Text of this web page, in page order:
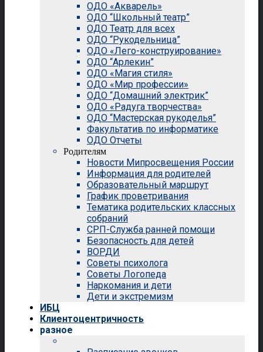
ОДО «Акварель»
ОДО “Школьный театр”
ОДО Театр для всех
ОДО “Рукодельница”
ОДО «Лего-конструирование»
ОДО “Арлекин”
ОДО «Магия стиля»
ОДО «Мир профессии»
ОДО “Домашний электрик”
ОДО «Радуга творчества»
ОДО “Мастерская рукоделья”
Факультатив по информатике
ОДО Отчеты
Родителям
Новости Мипросвещения России
Информация для родителей
Образовательный маршрут
График проветривания
Тематика родительских классных
собраний
СРП-Служба ранней помощи
Безопасность для детей
ВОРДИ
Советы психолога
Советы Логопеда
Наркомания и дети
Дети и экстремизм
ИБЦ
Клиентоцентричность
разное